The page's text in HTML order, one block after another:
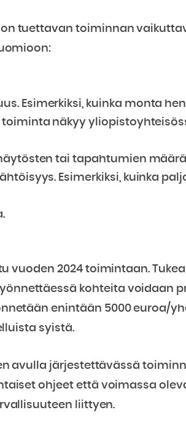
tuettavan toiminnan
Esimerkiksi, kuinka monta
näkyy
tai tapahtumien
Esimerkiksi, kuinka
vuoden 2024 toimintaan.
kohteita voidaan
enintään 5000 euroa/
syistä.
avulla järjestettävässä
ohjeet että voimassa
liittyen.